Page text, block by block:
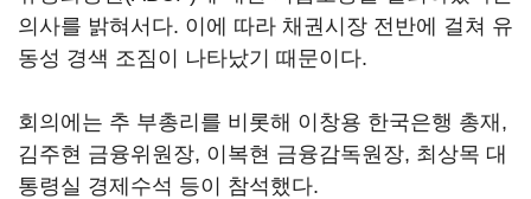
의사를 밝혀서다. 이에 따라 채권시장 전반에 걸쳐 유
동성 경색 조짐이 나타났기 때문이다.
회의에는 추 부총리를 비롯해 이창용 한국은행 총재,
김주현 금융위원장, 이복현 금융감독원장, 최상목 대
통령실 경제수석 등이 참석했다.